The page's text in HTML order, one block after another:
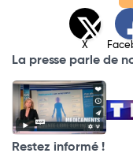
X
La presse parle de
Restez informé !